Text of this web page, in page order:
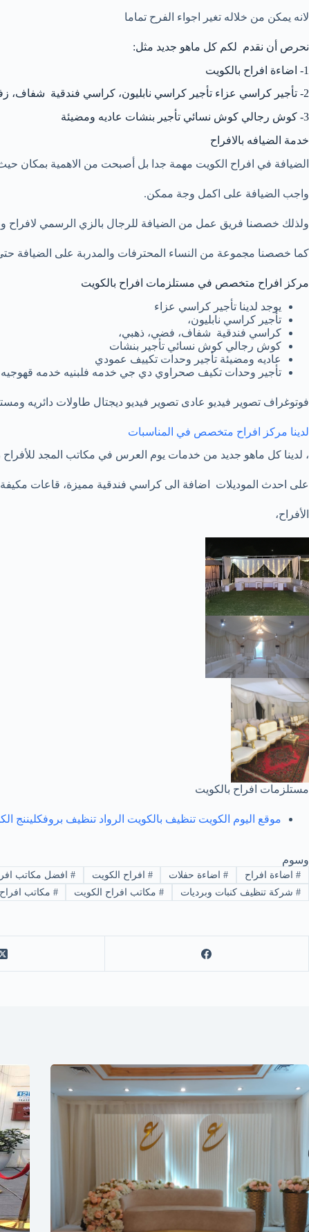
لانه يمكن من خلاله تغير اجواء الفرح تماما
نحرص أن نقدم لكم كل ماهو جديد مثل:
1- اضاءة افراح بالكويت
2- تأجير كراسي عزاء تأجير كراسي نابليون، كراسي فندقية شفاف، زفضي، زذهبي،
3- كوش رجالي كوش نسائي تأجير بنشات عاديه ومضيئة
خدمة الضيافه بالافراح
الضيافة في افراح الكويت مهمة جدا بل أصبحت من الاهمية بمكان
واجب الضيافة على اكمل وجة ممكن.
ولذلك خصصنا فريق عمل من الضيافة للرجال بالزي الرسمي لافراح
كما خصصنا مجموعة من النساء المحترفات والمدربة على الضيافة
مركز افراح متخصص في مستلزمات افراح بالكويت
يوجد لدينا تأجير كراسي عزاء
تأجير كراسي نابليون،
كراسي فندقية شفاف، فضي، ذهبي،
كوش رجالي كوش نسائي تأجير بنشات
عاديه ومضيئة تأجير وحدات تكييف عمودي
تأجير وحدات تكيف صحراوي دي جي خدمه فلبنيه خدمه قهوجيه
فوتوغراف تصوير فيديو عادى تصوير فيديو ديجتال طاولات دائريه
لدينا مركز افراح متخصص في المناسبات
، لدينا كل ماهو جديد من خدمات يوم العرس في مكاتب المجد للأفراح
على احدث الموديلات اضافة الى كراسي فندقية مميزة، قاعات
الأفراح،
مستلزمات افراح بالكويت
موقع اليوم الكويت تنظيف بالكويت الرواد تنظيف بروفكليننج
وسوم
#اضاءة افراح #اضاءة حفلات # افراح الكويت # افضل مكاتب
#شركة تنظيف كنبات وبرديات #مكاتب افراح الكويت # مكاتب